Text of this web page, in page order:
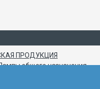
ПРОДУКЦИЯ
общего назначения
Лампа синяя